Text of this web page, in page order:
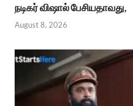
நடிகர் விஷால் பேசியதாவது,
August 8, 2026